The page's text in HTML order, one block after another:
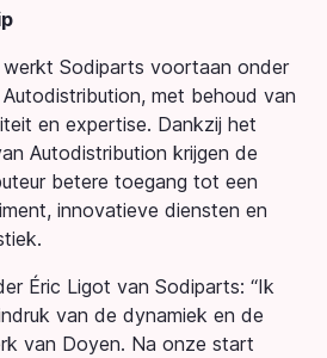
Sodiparts voortaan onder
met behoud van
en expertise. Dankzij het
Autodistribution krijgen de
betere toegang tot een
innovatieve diensten en
Éric Ligot van Sodiparts: “Ik
van de dynamiek en de
van Doyen. Na onze start